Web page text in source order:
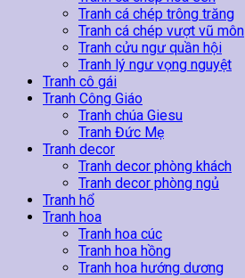
Tranh cá chép trông trăng
Tranh cá chép vượt vũ môn
Tranh cửu ngư quần hội
Tranh lý ngư vọng nguyệt
Tranh cô gái
Tranh Công Giáo
Tranh chúa Giesu
Tranh Đức Mẹ
Tranh decor
Tranh decor phòng khách
Tranh decor phòng ngủ
Tranh hổ
Tranh hoa
Tranh hoa cúc
Tranh hoa hồng
Tranh hoa hướng dương